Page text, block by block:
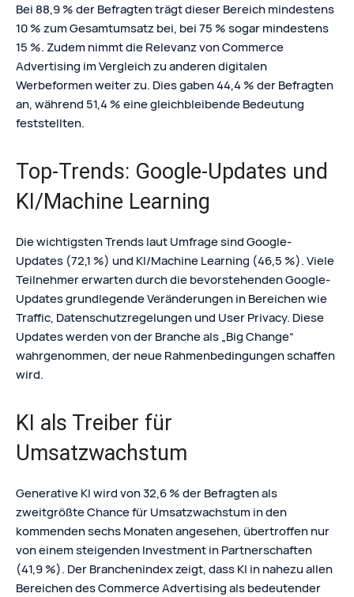
Bei 88,9 % der Befragten trägt dieser Bereich mindestens
10 % zum Gesamtumsatz bei, bei 75 % sogar mindestens
15 %. Zudem nimmt die Relevanz von Commerce
Advertising im Vergleich zu anderen digitalen
Werbeformen weiter zu. Dies gaben 44,4 % der Befragten
an, während 51,4 % eine gleichbleibende Bedeutung
feststellten.
Top-Trends: Google-Updates und
KI/Machine Learning
Die wichtigsten Trends laut Umfrage sind Google-
Updates (72,1 %) und KI/Machine Learning (46,5 %). Viele
Teilnehmer erwarten durch die bevorstehenden Google-
Updates grundlegende Veränderungen in Bereichen wie
Traffic, Datenschutzregelungen und User Privacy. Diese
Updates werden von der Branche als „Big Change“
wahrgenommen, der neue Rahmenbedingungen schaffen
wird.
KI als Treiber für
Umsatzwachstum
Generative KI wird von 32,6 % der Befragten als
zweitgrößte Chance für Umsatzwachstum in den
kommenden sechs Monaten angesehen, übertroffen nur
von einem steigenden Investment in Partnerschaften
(41,9 %). Der Branchenindex zeigt, dass KI in nahezu allen
Bereichen des Commerce Advertising als bedeutender